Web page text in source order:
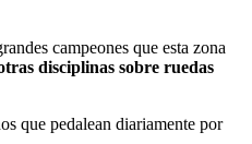
campeones que esta zona
disciplinas sobre ruedas
que pedalean diariamente por